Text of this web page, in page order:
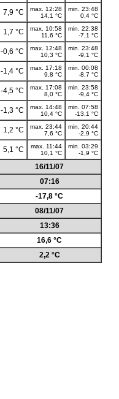
7,9 °C
max. 12:28
14,1 °C
min. 23:48
0,4 °C
1,7 °C
max. 10:58
11,6 °C
min. 22:38
-7,1 °C
-0,6 °C
max. 12:48
10,3 °C
min. 23:48
-9,1 °C
-1,4 °C
max. 17:18
9,8 °C
min. 00:08
-8,7 °C
-4,5 °C
max. 17:08
8,0 °C
min. 23:58
-9,4 °C
-1,3 °C
max. 14:48
10,4 °C
min. 07:58
-13,1 °C
1,2 °C
max. 23:44
7,6 °C
min. 20:44
-2,9 °C
5,1 °C
max. 11:44
10,1 °C
min. 03:29
-1,9 °C
16/11/07
07:16
-17,8 °C
08/11/07
13:36
16,6 °C
2,2 °C